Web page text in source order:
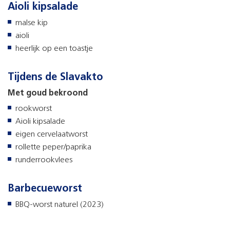
Aioli kipsalade
malse kip
aioli
heerlijk op een toastje
Tijdens de Slavakto
Met goud bekroond
rookworst
Aioli kipsalade
eigen cervelaatworst
rollette peper/paprika
runderrookvlees
Barbecueworst
BBQ-worst naturel (2023)